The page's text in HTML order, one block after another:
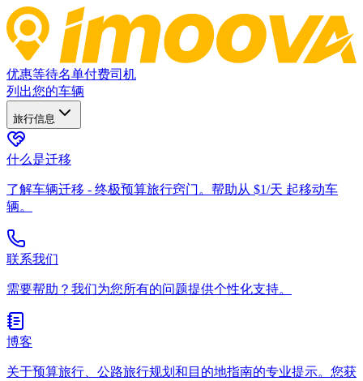
优惠等待名单付费司机
列出您的车辆
旅行信息
什么是迁移
了解车辆迁移 - 终极预算旅行窍门。帮助从 $1/天 起移动车
辆。
联系我们
需要帮助？我们为您所有的问题提供个性化支持。
博客
关于预算旅行、公路旅行规划和目的地指南的专业提示。您获